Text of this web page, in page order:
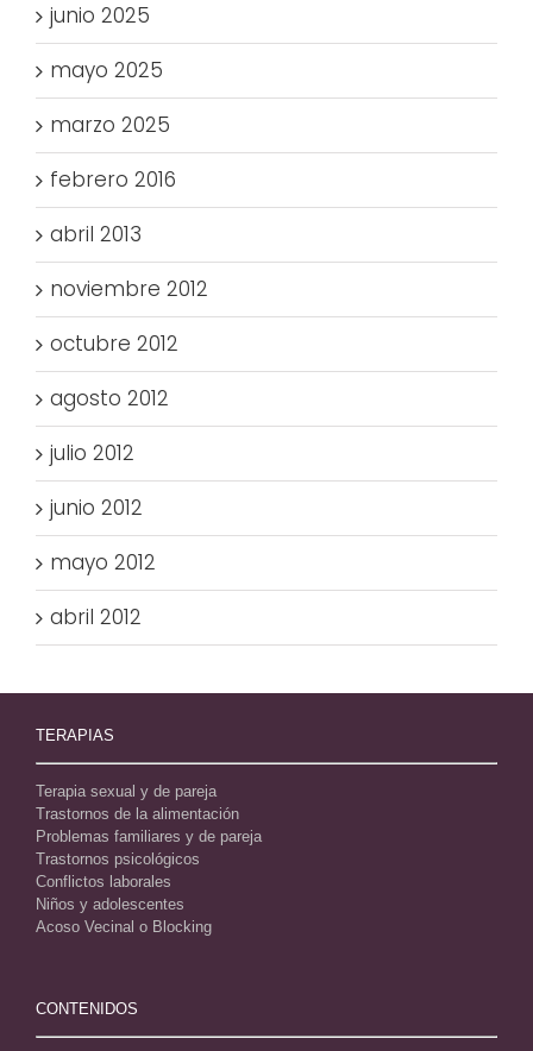
junio 2025
mayo 2025
marzo 2025
febrero 2016
abril 2013
noviembre 2012
octubre 2012
agosto 2012
julio 2012
junio 2012
mayo 2012
abril 2012
TERAPIAS
Terapia sexual y de pareja
Trastornos de la alimentación
Problemas familiares y de pareja
Trastornos psicológicos
Conflictos laborales
Niños y adolescentes
Acoso Vecinal o Blocking
CONTENIDOS